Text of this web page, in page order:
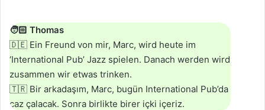
🧑🏻 Thomas
🇩🇪 Ein Freund von mir, Marc, wird heute im
‘International Pub’ Jazz spielen. Danach werden wird
zusammen wir etwas trinken.
🇹🇷 Bir arkadaşım, Marc, bugün International Pub’da
caz çalacak. Sonra birlikte birer içki içeriz.